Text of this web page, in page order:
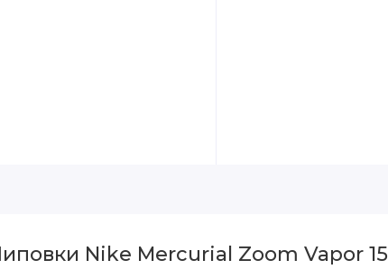
Nike Mercurial Zoom Vapor 15